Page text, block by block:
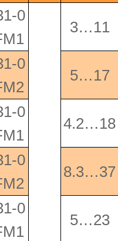
0
3…11
0
5…17
0
4.2…18
0
8.3…37
0
5…23